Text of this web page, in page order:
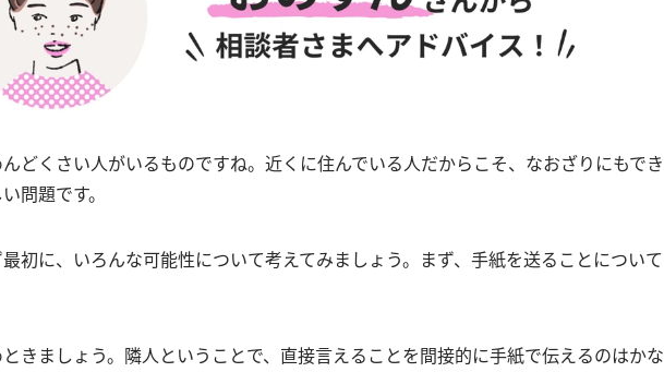
どくさい人がいるものですね。近くに住んでいる人だからこそ、なおざりにもでき
問題です。
初に、いろんな可能性について考えてみましょう。まず、手紙を送ることについて
きましょう。隣人ということで、直接言えることを間接的に手紙で伝えるのはかな